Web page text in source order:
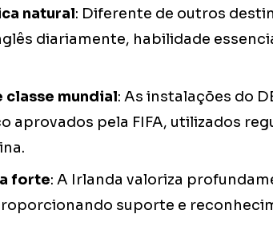
natural: Diferente de outros
diariamente, habilidade
mundial: As instalações do
aprovados pela FIFA, utilizados
forte: A Irlanda valoriza
suporte e